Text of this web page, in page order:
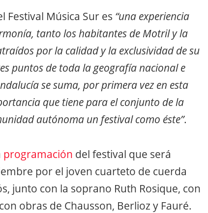
Festival Música Sur es “una experiencia
tanto los habitantes de Motril y la
por la calidad y la exclusividad de su
puntos de toda la geografía nacional e
se suma, por primera vez en esta
que tiene para el conjunto de la
autónoma un festival como éste”.
programación del festival que será
por el joven cuarteto de cuerda
junto con la soprano Ruth Rosique, con
obras de Chausson, Berlioz y Fauré.